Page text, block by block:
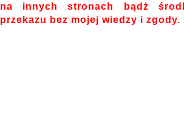
na innych stronach bądż
przekazu bez mojej wiedzy i zgody.